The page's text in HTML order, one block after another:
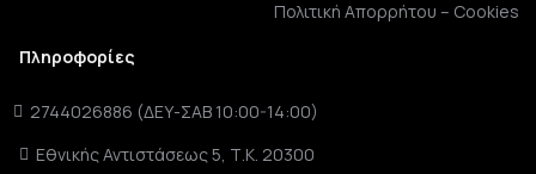
Πολιτική Απορρήτου – Cookies
Πληροφορίες
2744026886 (ΔΕΥ-ΣΑΒ 10:00-14:00)
Εθνικής Αντιστάσεως 5, Τ.Κ. 20300